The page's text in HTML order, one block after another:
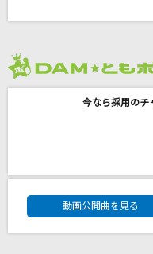
君をのせて
今なら採用の
DAM★ともボ
動画公開曲を見る